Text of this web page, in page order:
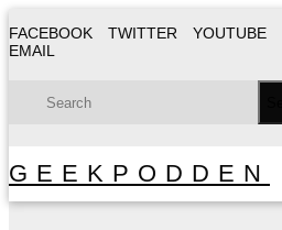
FACEBOOK TWITTER YOUTUBE
EMAIL
GEEKPODDEN